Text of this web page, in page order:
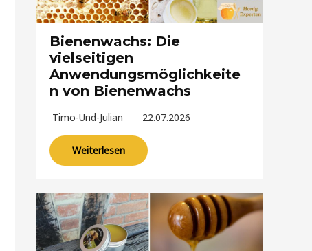
Bienenwachs: Die
vielseitigen
Anwendungsmöglichkeite
n von Bienenwachs
Timo-Und-Julian 22.07.2026
Weiterlesen